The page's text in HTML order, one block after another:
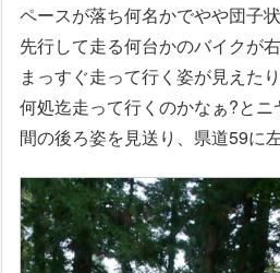
ペースが落ち何名かでやや団子
先行して走る何台かのバイクが
まっすぐ走って行く姿が見えたり
何処迄走って行くのかなぁ?と
間の後ろ姿を見送り、県道59に左